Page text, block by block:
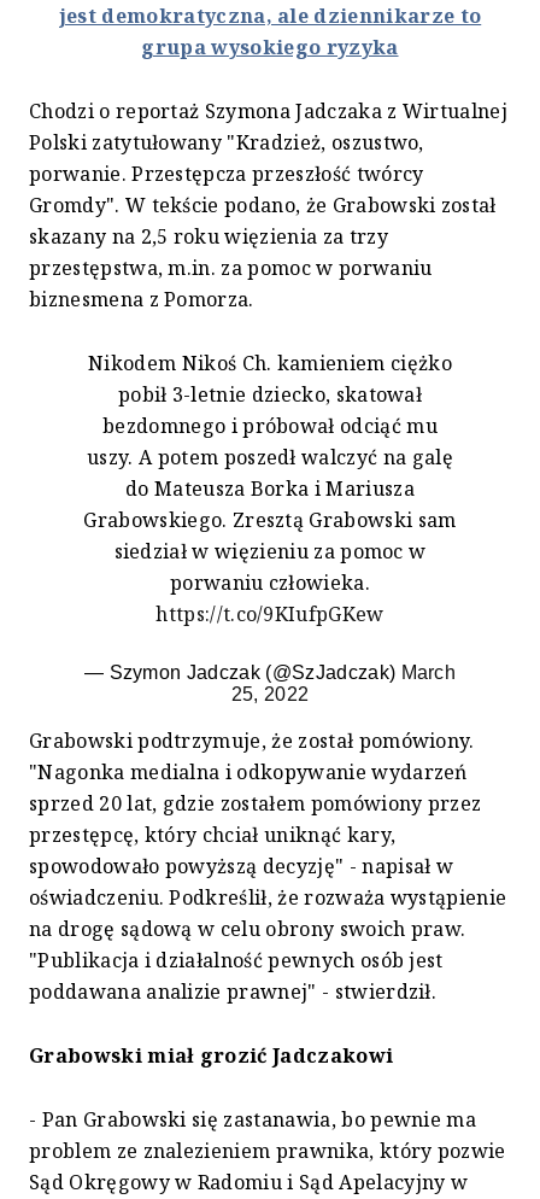
jest demokratyczna, ale dziennikarze to
grupa wysokiego ryzyka
Chodzi o reportaż Szymona Jadczaka z Wirtualnej
Polski zatytułowany "Kradzież, oszustwo,
porwanie. Przestępcza przeszłość twórcy
Gromdy". W tekście podano, że Grabowski został
skazany na 2,5 roku więzienia za trzy
przestępstwa, m.in. za pomoc w porwaniu
biznesmena z Pomorza.
Nikodem Nikoś Ch. kamieniem ciężko
pobił 3-letnie dziecko, skatował
bezdomnego i próbował odciąć mu
uszy. A potem poszedł walczyć na galę
do Mateusza Borka i Mariusza
Grabowskiego. Zresztą Grabowski sam
siedział w więzieniu za pomoc w
porwaniu człowieka.
https://t.co/9KIufpGKew
— Szymon Jadczak (@SzJadczak) March
25, 2022
Grabowski podtrzymuje, że został pomówiony.
"Nagonka medialna i odkopywanie wydarzeń
sprzed 20 lat, gdzie zostałem pomówiony przez
przestępcę, który chciał uniknąć kary,
spowodowało powyższą decyzję" - napisał w
oświadczeniu. Podkreślił, że rozważa wystąpienie
na drogę sądową w celu obrony swoich praw.
"Publikacja i działalność pewnych osób jest
poddawana analizie prawnej" - stwierdził.
Grabowski miał grozić Jadczakowi
- Pan Grabowski się zastanawia, bo pewnie ma
problem ze znalezieniem prawnika, który pozwie
Sąd Okręgowy w Radomiu i Sąd Apelacyjny w